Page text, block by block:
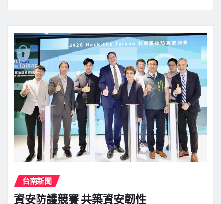
台南新聞
資安防護競賽 共築資安韌性